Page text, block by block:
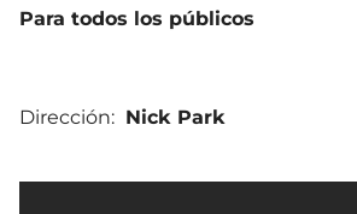
Para todos los públicos
Dirección: Nick Park